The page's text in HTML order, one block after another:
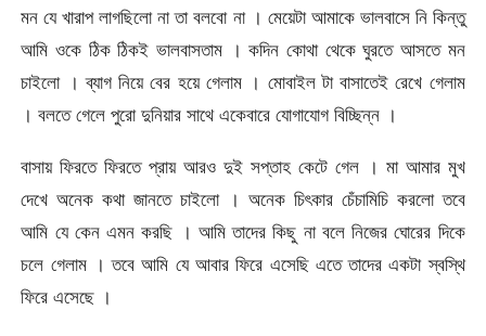
মন যে খারাপ লাগছিলো না তা বলবো না । মেয়েটা আমাকে ভালবাসে নি কিন্তু
আমি ওকে ঠিক ঠিকই ভালবাসতাম । কদিন কোথা থেকে ঘুরতে আসতে মন
চাইলো । ব্যাগ নিয়ে বের হয়ে গেলাম । মোবাইল টা বাসাতেই রেখে গেলাম
। বলতে গেলে পুরো দুনিয়ার সাথে একেবারে যোগাযোগ বিচ্ছিন্ন ।
বাসায় ফিরতে ফিরতে প্রায় আরও দুই সপ্তাহ কেটে গেল । মা আমার মুখ
দেখে অনেক কথা জানতে চাইলো । অনেক চিৎকার চেঁচামিচি করলো তবে
আমি যে কেন এমন করছি । আমি তাদের কিছু না বলে নিজের ঘোরের দিকে
চলে গেলাম । তবে আমি যে আবার ফিরে এসেছি এতে তাদের একটা স্বস্থি
ফিরে এসেছে ।